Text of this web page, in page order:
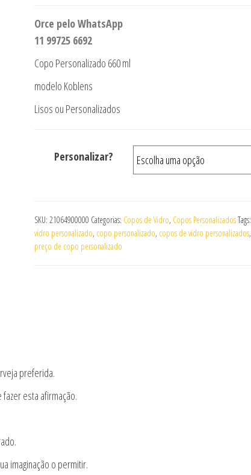
Orce pelo WhatsApp
11 99725 6692
Copo Personalizado 660 ml
modelo Koblens
Lisos ou Personalizados
Personalizar?
SKU: 21064900000 Categorias: Copos de Vidro, Copos PersonalizadosTags:
vidro personalizado, copo personalizado, copos de vidro personalizados,
preço de copo personalizado
preferida.
esta afirmação.
imaginação o permitir.